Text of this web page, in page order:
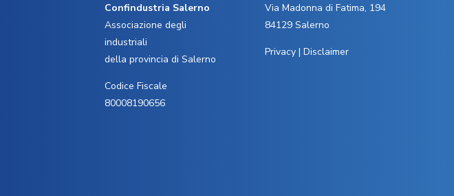
Confindustria Salerno
Associazione degli
industriali
della provincia di Salerno
Codice Fiscale
80008190656
Via Madonna di Fatima, 194
84129 Salerno
Privacy| Disclaimer